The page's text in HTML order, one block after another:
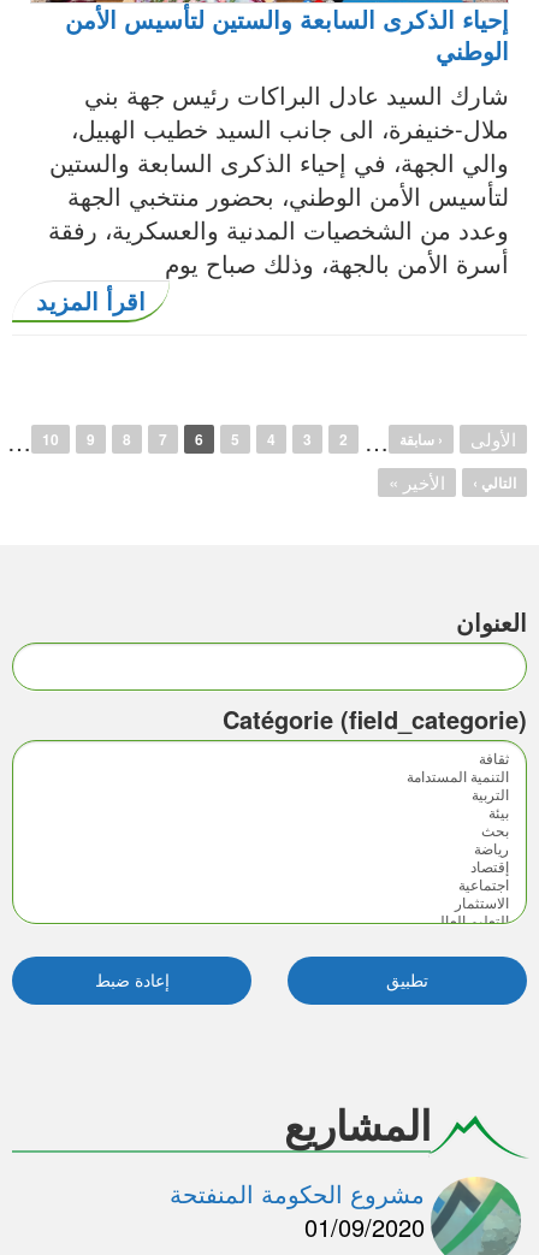
إحياء الذكرى السابعة والستين لتأسيس الأمن
الوطني
شارك السيد عادل البراكات رئيس جهة بني
ملال-خنيفرة، الى جانب السيد خطيب الهبيل،
والي الجهة، في إحياء الذكرى السابعة والستين
لتأسيس الأمن الوطني، بحضور منتخبي الجهة
وعدد من الشخصيات المدنية والعسكرية، رفقة
أسرة الأمن بالجهة، وذلك صباح يوم
اقرأ المزيد
الأولى ‹ سابقة …
2
3
4
5
6
7
8
9
10
…
التالي › الأخير »
العنوان
Catégorie (field_categorie)
المشاريع
مشروع الحكومة المنفتحة
01/09/2020